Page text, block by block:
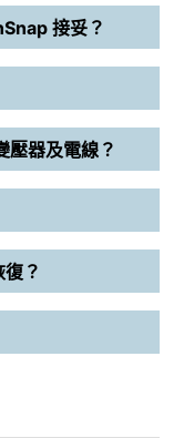
接妥？
壓器及電線？
？